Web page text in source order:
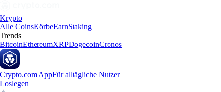
Krypto
Alle CoinsKörbeEarnStaking
Trends
BitcoinEthereumXRPDogecoinCronos
Crypto.com AppFür alltägliche Nutzer
Loslegen